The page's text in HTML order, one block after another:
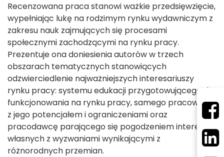
Recenzowana praca stanowi ważkie przedsięwzięcie,
wypełniając lukę na rodzimym rynku wydawniczym z
zakresu nauk zajmujących się procesami
społecznymi zachodzącymi na rynku pracy.
Prezentuje ona doniesienia autorów w trzech
obszarach tematycznych stanowiących
odzwierciedlenie najważniejszych interesariuszy
rynku pracy: systemu edukacji przygotowującego do
funkcjonowania na rynku pracy, samego pracownika
z jego potencjałem i ograniczeniami oraz
pracodawcę parającego się pogodzeniem interesów
własnych z wyzwaniami wynikającymi z
różnorodnych przemian.